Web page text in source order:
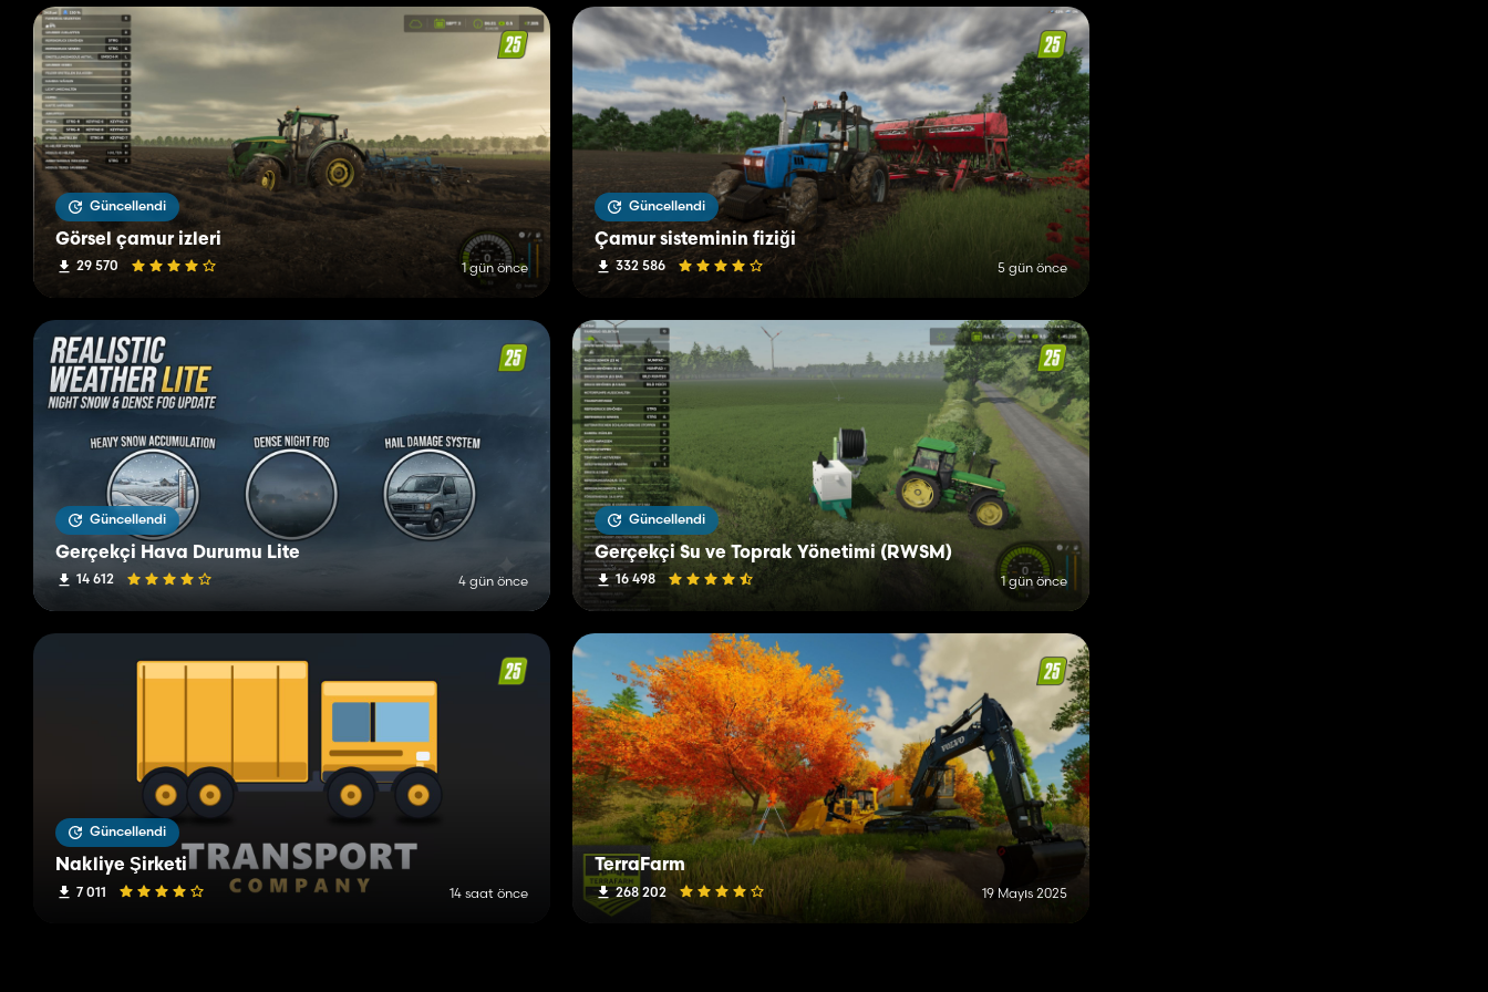
Güncellendi
Görsel çamur izleri
29 570 1 gün önce
Güncellendi
Çamur sisteminin fiziği
332 586 5 gün önce
Güncellendi
Gerçekçi Hava Durumu Lite
14 612 4 gün önce
Güncellendi
Gerçekçi Su ve Toprak Yönetimi (RWSM)
16 498 1 gün önce
Güncellendi
Nakliye Şirketi
7 011 14 saat önce
TerraFarm
268 202 19 Mayıs 2025